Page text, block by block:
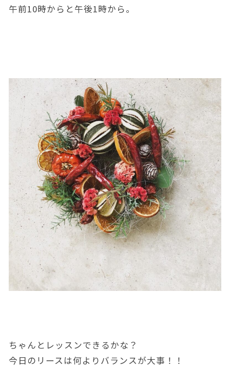
午前10時からと午後1時から。
ちゃんとレッスンできるかな？
今日のリースは何よりバランスが大事！！